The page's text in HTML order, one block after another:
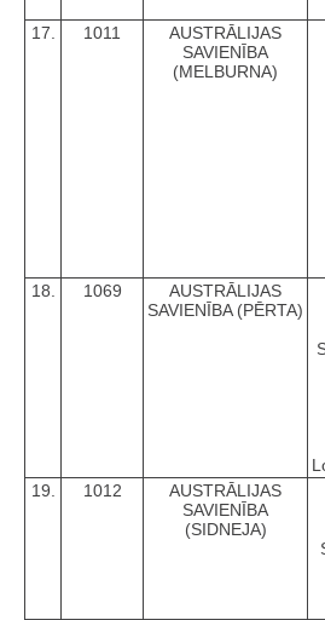
17.
1011
AUSTRĀLIJAS
SAVIENĪBA
(MELBURNA)
18.
1069
AUSTRĀLIJAS
SAVIENĪBA (PĒRTA)
19.
1012
AUSTRĀLIJAS
SAVIENĪBA
(SIDNEJA)